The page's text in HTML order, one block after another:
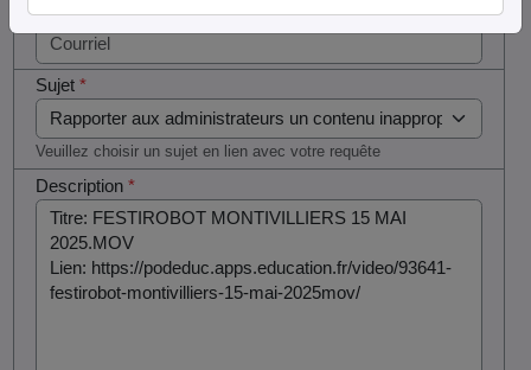
Courriel*
Sujet*
Veuillez choisir un sujet en lien avec votre requête
Description*